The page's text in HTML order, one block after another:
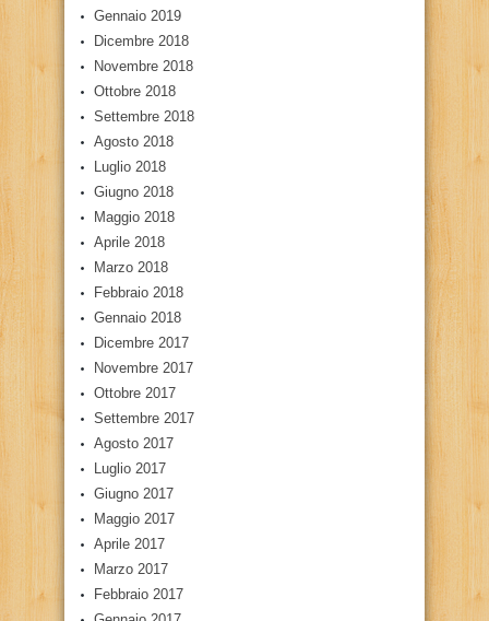
Gennaio 2019
Dicembre 2018
Novembre 2018
Ottobre 2018
Settembre 2018
Agosto 2018
Luglio 2018
Giugno 2018
Maggio 2018
Aprile 2018
Marzo 2018
Febbraio 2018
Gennaio 2018
Dicembre 2017
Novembre 2017
Ottobre 2017
Settembre 2017
Agosto 2017
Luglio 2017
Giugno 2017
Maggio 2017
Aprile 2017
Marzo 2017
Febbraio 2017